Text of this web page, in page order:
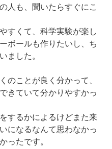
人も、聞いたらすぐにこ
すくて、科学実験が楽し
ボールも作りたいし、ち
ました。
のことが良く分かって、
きていて分かりやすかっ
するかによるけどまた来
になるなんて思わなかっ
ったです。